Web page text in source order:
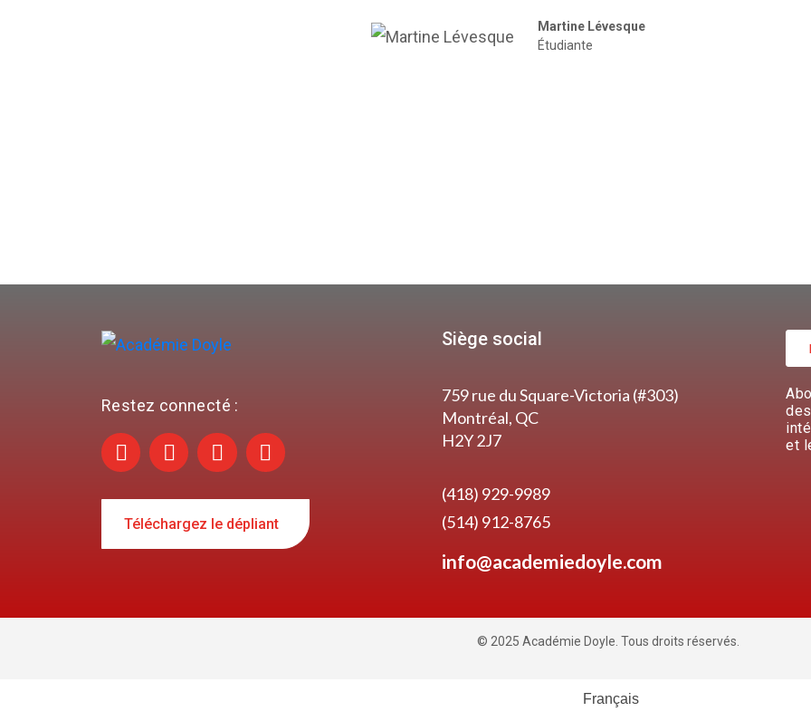
Martine Lévesque
Étudiante
Restez connecté :
Téléchargez le dépliant
Siège social
759 rue du Square-Victoria (#303)
Montréal, QC
H2Y 2J7
(418) 929-9989
(514) 912-8765
info@academiedoyle.com
et
© 2025 Académie Doyle. Tous droits réservés.
Français